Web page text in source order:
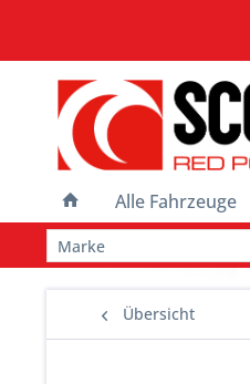
Alle Fahrzeuge
Übersicht